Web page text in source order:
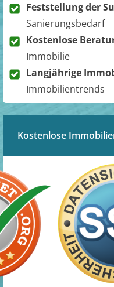
Feststellung der
Sanierungsbedarf
Kostenlose
Immobilie
Langjährige
Immobilientrends
Kostenlose